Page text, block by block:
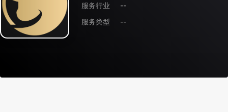
服务行业
--
服务类型
--